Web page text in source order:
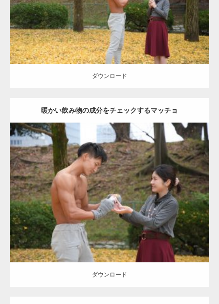
ダウンロード
ダウンロード
暖かい飲み物の成分をチェックするマッチョ
Update:2021.07.8
Category:公園のマッチョ その他 AKIHITO(細マッチョ) 上腕三頭筋
肩
ダウンロード
ダウンロード